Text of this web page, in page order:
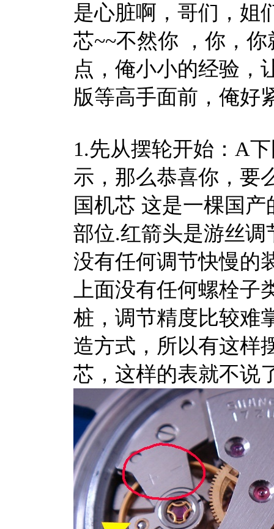
是心脏啊，哥们，姐
芯~~不然你 ，你，
点，俺小小的经验，
版等高手面前，俺好
1.先从摆轮开始：A
示，那么恭喜你，要
国机芯 这是一棵国
部位.红箭头是游丝
没有任何调节快慢的
上面没有任何螺栓
桩，调节精度比较难
造方式，所以有这样
芯，这样的表就不说